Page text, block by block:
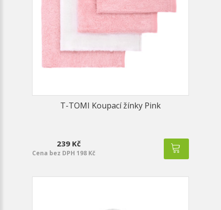
T-TOMI Koupací žínky Pink
239 Kč
Cena bez DPH 198 Kč